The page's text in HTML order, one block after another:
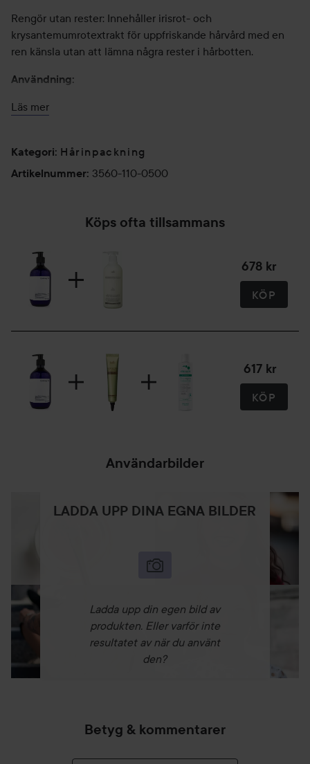
Rengör utan rester: Innehåller irisrot- och
krysantemumrotextrakt för uppfriskande hårvård med en
ren känsla utan att lämna några rester i hårbotten.
Användning:
1. Ha upp en lagom mängd och applicera jämnt över
2. Låt verka i 3–5 minuter, skölj sedan noggrant med
ljummet vatten.
Läs mer
Kategori: Hårinpackning
Artikelnummer: 3560-110-0500
Köps ofta tillsammans
678 kr
KÖP
617 kr
KÖP
Användarbilder
LADDA UPP DINA EGNA BILDER
Ladda upp din egen bild av
produkten. Eller varför inte
resultatet av när du använt
den?
Betyg & kommentarer